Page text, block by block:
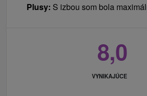
Plusy: S izbou som bola
8,0
VYNIKAJÚCE